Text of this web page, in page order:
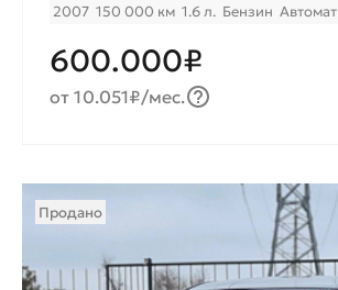
2007 150 000 км 1.6 л. Бензин Автомат
600.000₽
от 10.051₽/мес.
Продано